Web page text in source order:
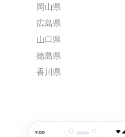
岡山県
広島県
山口県
徳島県
香川県